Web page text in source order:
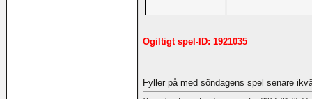
Ogiltigt spel-ID: 1921035
Fyller på med söndagens spel senare